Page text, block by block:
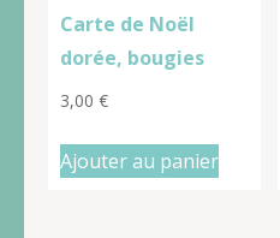
Carte de Noël
dorée, bougies
3,00 €
Ajouter au panier